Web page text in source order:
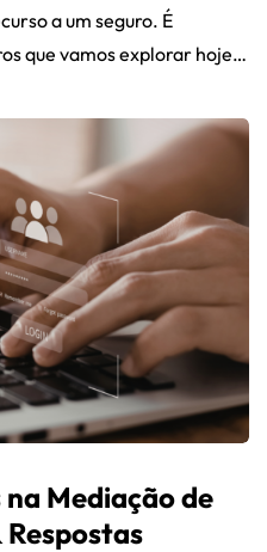
a um seguro. É
que vamos explorar hoje…
Mediação de